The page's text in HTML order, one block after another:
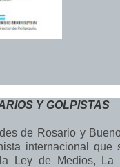
Y GOLPISTAS
de Rosario y
internacional que
Ley de Medios, La